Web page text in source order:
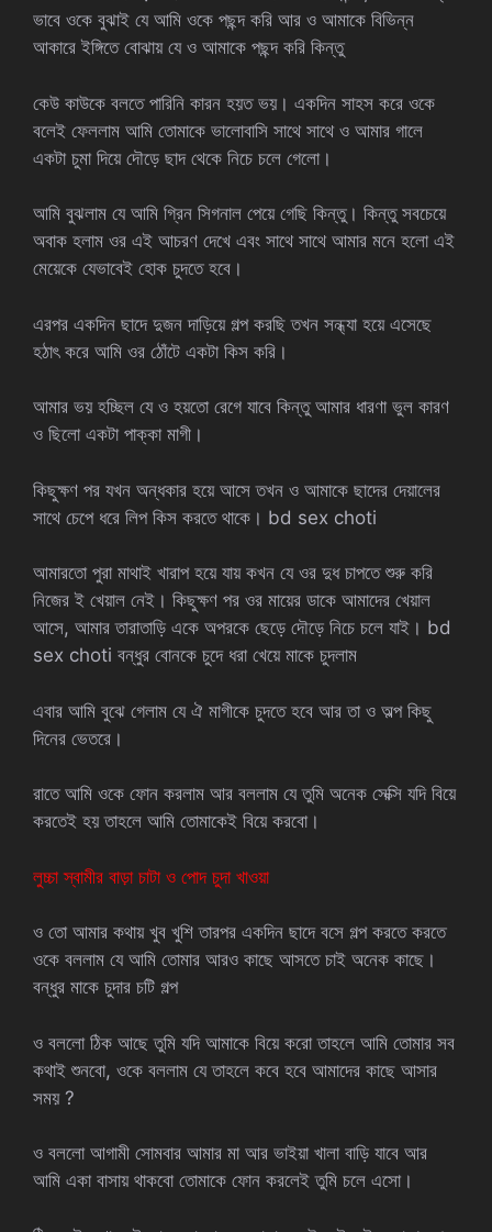
ভাবে ওকে বুঝাই যে আমি ওকে পছন্দ করি আর ও আমাকে বিভিন্ন
আকারে ইঙ্গিতে বোঝায় যে ও আমাকে পছন্দ করি কিন্তু
কেউ কাউকে বলতে পারিনি কারন হয়ত ভয়। একদিন সাহস করে ওকে
বলেই ফেললাম আমি তোমাকে ভালোবাসি সাথে সাথে ও আমার গালে
একটা চুমা দিয়ে দৌড়ে ছাদ থেকে নিচে চলে গেলো।
আমি বুঝলাম যে আমি গ্রিন সিগনাল পেয়ে গেছি কিন্তু। কিন্তু সবচেয়ে
অবাক হলাম ওর এই আচরণ দেখে এবং সাথে সাথে আমার মনে হলো এই
মেয়েকে যেভাবেই হোক চুদতে হবে।
এরপর একদিন ছাদে দুজন দাড়িয়ে গল্প করছি তখন সন্ধ্যা হয়ে এসেছে
হঠাৎ করে আমি ওর ঠোঁটে একটা কিস করি।
আমার ভয় হচ্ছিল যে ও হয়তো রেগে যাবে কিন্তু আমার ধারণা ভুল কারণ
ও ছিলো একটা পাক্কা মাগী।
কিছুক্ষণ পর যখন অন্ধকার হয়ে আসে তখন ও আমাকে ছাদের দেয়ালের
সাথে চেপে ধরে লিপ কিস করতে থাকে। bd sex choti
আমারতো পুরা মাথাই খারাপ হয়ে যায় কখন যে ওর দুধ চাপতে শুরু করি
নিজের ই খেয়াল নেই। কিছুক্ষণ পর ওর মায়ের ডাকে আমাদের খেয়াল
আসে, আমার তারাতাড়ি একে অপরকে ছেড়ে দৌড়ে নিচে চলে যাই। bd
sex choti বন্ধুর বোনকে চুদে ধরা খেয়ে মাকে চুদলাম
এবার আমি বুঝে গেলাম যে ঐ মাগীকে চুদতে হবে আর তা ও অল্প কিছু
দিনের ভেতরে।
রাতে আমি ওকে ফোন করলাম আর বললাম যে তুমি অনেক সেক্সি যদি বিয়ে
করতেই হয় তাহলে আমি তোমাকেই বিয়ে করবো।
লুচ্চা স্বামীর বাড়া চাটা ও পোদ চুদা খাওয়া
ও তো আমার কথায় খুব খুশি তারপর একদিন ছাদে বসে গল্প করতে করতে
ওকে বললাম যে আমি তোমার আরও কাছে আসতে চাই অনেক কাছে।
বন্ধুর মাকে চুদার চটি গল্প
ও বললো ঠিক আছে তুমি যদি আমাকে বিয়ে করো তাহলে আমি তোমার সব
কথাই শুনবো, ওকে বললাম যে তাহলে কবে হবে আমাদের কাছে আসার
সময় ?
ও বললো আগামী সোমবার আমার মা আর ভাইয়া খালা বাড়ি যাবে আর
আমি একা বাসায় থাকবো তোমাকে ফোন করলেই তুমি চলে এসো।